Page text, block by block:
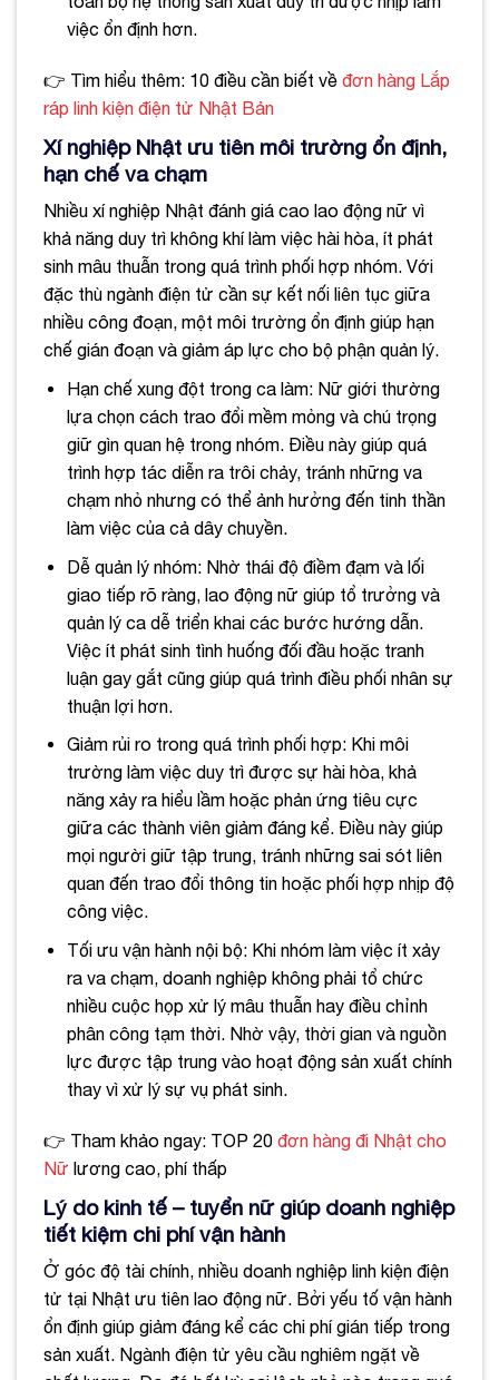
việc ổn định hơn.
👉 Tìm hiểu thêm: 10 điều cần biết về đơn hàng Lắp
ráp linh kiện điện tử Nhật Bản
Xí nghiệp Nhật ưu tiên môi trường ổn định,
hạn chế va chạm
Nhiều xí nghiệp Nhật đánh giá cao lao động nữ vì
khả năng duy trì không khí làm việc hài hòa, ít phát
sinh mâu thuẫn trong quá trình phối hợp nhóm. Với
đặc thù ngành điện tử cần sự kết nối liên tục giữa
nhiều công đoạn, một môi trường ổn định giúp hạn
chế gián đoạn và giảm áp lực cho bộ phận quản lý.
Hạn chế xung đột trong ca làm: Nữ giới thường
lựa chọn cách trao đổi mềm mỏng và chú trọng
giữ gìn quan hệ trong nhóm. Điều này giúp quá
trình hợp tác diễn ra trôi chảy, tránh những va
chạm nhỏ nhưng có thể ảnh hưởng đến tinh thần
làm việc của cả dây chuyền.
Dễ quản lý nhóm: Nhờ thái độ điềm đạm và lối
giao tiếp rõ ràng, lao động nữ giúp tổ trưởng và
quản lý ca dễ triển khai các bước hướng dẫn.
Việc ít phát sinh tình huống đối đầu hoặc tranh
luận gay gắt cũng giúp quá trình điều phối nhân sự
thuận lợi hơn.
Giảm rủi ro trong quá trình phối hợp: Khi môi
trường làm việc duy trì được sự hài hòa, khả
năng xảy ra hiểu lầm hoặc phản ứng tiêu cực
giữa các thành viên giảm đáng kể. Điều này giúp
mọi người giữ tập trung, tránh những sai sót liên
quan đến trao đổi thông tin hoặc phối hợp nhịp độ
công việc.
Tối ưu vận hành nội bộ: Khi nhóm làm việc ít xảy
ra va chạm, doanh nghiệp không phải tổ chức
nhiều cuộc họp xử lý mâu thuẫn hay điều chỉnh
phân công tạm thời. Nhờ vậy, thời gian và nguồn
lực được tập trung vào hoạt động sản xuất chính
thay vì xử lý sự vụ phát sinh.
👉 Tham khảo ngay: TOP 20 đơn hàng đi Nhật cho
Nữ lương cao, phí thấp
Lý do kinh tế – tuyển nữ giúp doanh nghiệp
tiết kiệm chi phí vận hành
Ở góc độ tài chính, nhiều doanh nghiệp linh kiện điện
tử tại Nhật ưu tiên lao động nữ. Bởi yếu tố vận hành
ổn định giúp giảm đáng kể các chi phí gián tiếp trong
sản xuất. Ngành điện tử yêu cầu nghiêm ngặt về